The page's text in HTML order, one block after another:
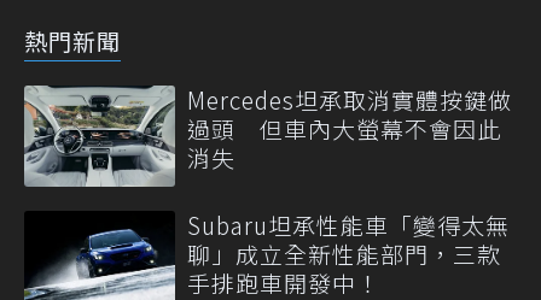
熱門新聞
Mercedes坦承取消實體按鍵做
過頭 但車內大螢幕不會因此
消失
Subaru坦承性能車「變得太無
聊」成立全新性能部門，三款
手排跑車開發中！